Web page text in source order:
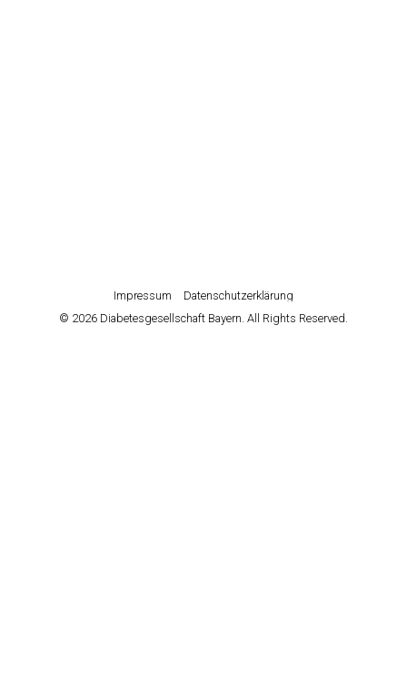
Impressum
Datenschutzerklärung
© 2026 Diabetesgesellschaft Bayern. All Rights Reserved.